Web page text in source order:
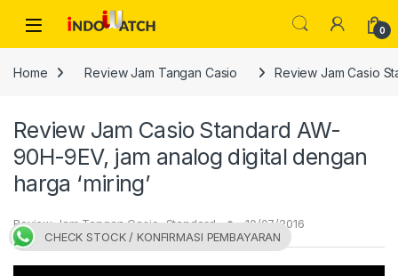
Open 0
Home Review Jam Tangan Casio Review Jam Casio
Review Jam Casio Standard AW-
90H-9EV, jam analog digital dengan
harga ‘miring’
Review Jam Tangan Casio,Standard 10/07/2016
CHECK STOCK / KONFIRMASI PEMBAYARAN